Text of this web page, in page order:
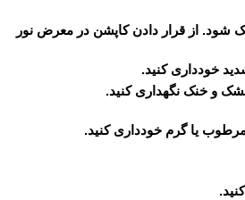
شود. از قرار دادن کاپشن در معرض نور
خودداری کنید.
و خنک نگهداری کنید.
یا گرم خودداری کنید.